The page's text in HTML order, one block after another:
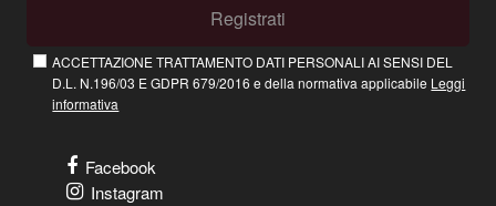
Registrati
ACCETTAZIONE TRATTAMENTO DATI PERSONALI AI SENSI DEL
D.L. N.196/03 E GDPR 679/2016 e della normativa applicabile Leggi
informativa
Facebook
Instagram